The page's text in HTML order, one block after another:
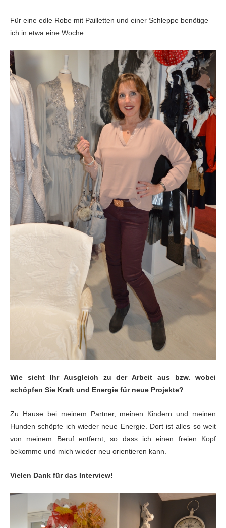
Für eine edle Robe mit Pailletten und einer Schleppe benötige
ich in etwa eine Woche.
Wie sieht Ihr Ausgleich zu der Arbeit aus bzw. wobei
schöpfen Sie Kraft und Energie für neue Projekte?
Zu Hause bei meinem Partner, meinen Kindern und meinen
Hunden schöpfe ich wieder neue Energie. Dort ist alles so weit
von meinem Berufentfernt, so dass ich einen freien Kopf
bekomme und mich wieder neu orientieren kann.
Vielen Dank für das Interview!